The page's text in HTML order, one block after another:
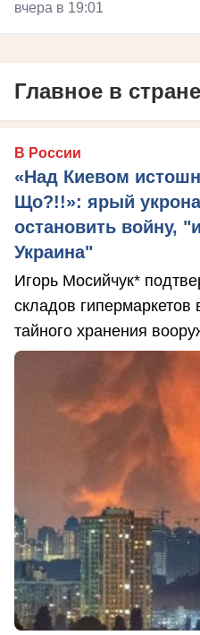
вчера в 19:01
Главное в стране
В России
«Над Киевом
Що?!!»: ярый
остановить войну,
Украина"
Игорь Мосийчук*
складов
тайного хранения